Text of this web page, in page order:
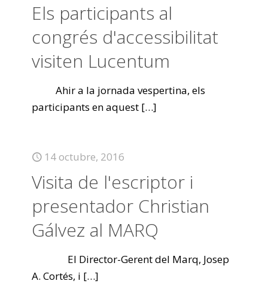
Els participants al
congrés d'accessibilitat
visiten Lucentum
Ahir a la jornada vespertina, els
participants en aquest […]
14 octubre, 2016
Visita de l'escriptor i
presentador Christian
Gálvez al MARQ
El Director-Gerent del Marq, Josep
A. Cortés, i […]